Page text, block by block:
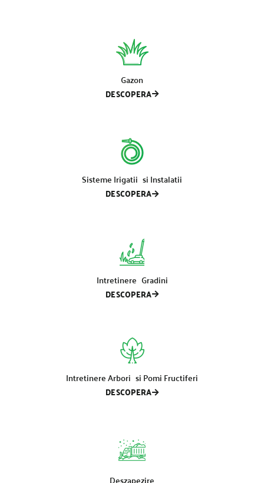
Gazon
DESCOPERA
Sisteme Irigatii si Instalatii
DESCOPERA
Intretinere Gradini
DESCOPERA
Intretinere Arbori si Pomi Fructiferi
DESCOPERA